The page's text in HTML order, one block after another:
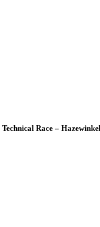
Race – Hazewinkel